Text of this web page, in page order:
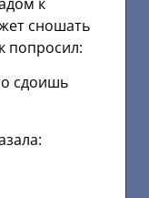
сношать
попросил:
сдоишь